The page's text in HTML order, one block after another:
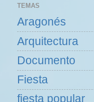
TEMAS
Aragonés
Arquitectura
Documento
Fiesta
fiesta popular